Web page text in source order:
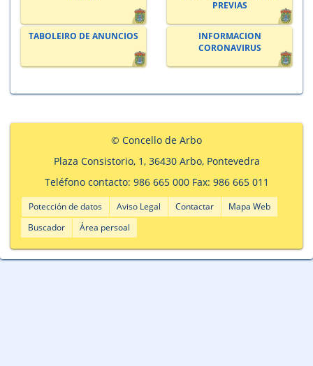
PREVIAS
TABOLEIRO DE ANUNCIOS
INFORMACION
CORONAVIRUS
© Concello de Arbo
Plaza Consistorio, 1, 36430 Arbo, Pontevedra
Teléfono contacto: 986 665 000 Fax: 986 665 011
Potección de datos Aviso Legal Contactar
Mapa Web
Buscador
Área persoal